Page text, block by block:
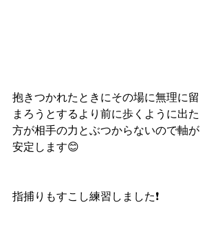
抱きつかれたときにその場に無理に留
まろうとするより前に歩くように出た
方が相手の力とぶつからないので軸が
安定します😊
指捕りもすこし練習しました❗️